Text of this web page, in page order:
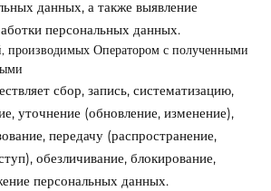
данных, а также выявление
персональных данных.
производимых Оператором с полученными
сбор, запись, систематизацию,
уточнение (обновление, изменение),
передачу (распространение,
обезличивание, блокирование,
персональных данных.